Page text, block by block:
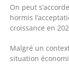
On peut
hormis
croissance en
Malgré un
situation